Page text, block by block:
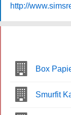
http://
Box
Smurfit